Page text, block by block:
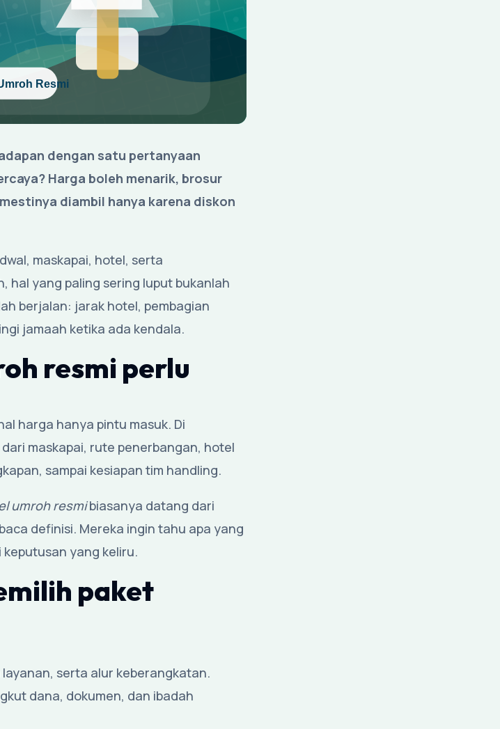
dengan satu pertanyaan
Harga boleh menarik, brosur
diambil hanya karena diskon
maskapai, hotel, serta
hal yang paling sering luput bukanlah
berjalan: jarak hotel, pembagian
jamaah ketika ada kendala.
resmi perlu
harga hanya pintu masuk. Di
maskapai, rute penerbangan, hotel
sampai kesiapan tim handling.
umroh resmibiasanya datang dari
definisi. Mereka ingin tahu apa yang
yang keliru.
paket
serta alur keberangkatan.
dana, dokumen, dan ibadah